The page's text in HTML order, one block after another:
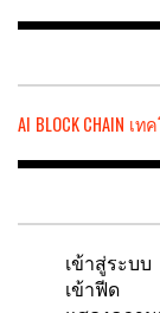
AI BLOCK CHAIN เท
เข้าสู่ระบบ
เข้าฟีด